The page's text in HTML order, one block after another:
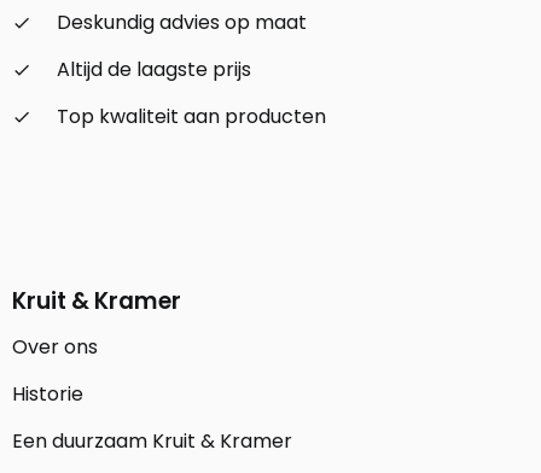
check_small
Deskundig advies op maat
check_small
Altijd de laagste prijs
check_small
Top kwaliteit aan producten
Kruit & Kramer
Over ons
Historie
Een duurzaam Kruit & Kramer